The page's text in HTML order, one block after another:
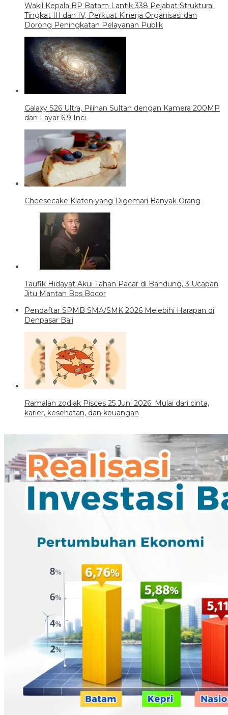
Wakil Kepala BP Batam Lantik 338 Pejabat Struktural
Tingkat III dan IV, Perkuat Kinerja Organisasi dan
Dorong Peningkatan Pelayanan Publik
Galaxy S26 Ultra, Pilihan Sultan dengan Kamera 200MP
dan Layar 6,9 Inci
Cheesecake Klaten yang Digemari Banyak Orang
Taufik Hidayat Akui Tahan Pacar di Bandung, 3 Ucapan
Jitu Mantan Bos Bocor
Pendaftar SPMB SMA/SMK 2026 Melebihi Harapan di
Denpasar Bali
Ramalan zodiak Pisces 25 Juni 2026: Mulai dari cinta,
karier, kesehatan, dan keuangan